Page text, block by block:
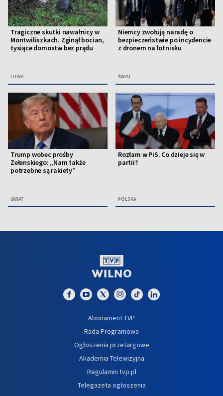
Tragiczne skutki nawałnicy w
Montwiliszkach. Zginął bocian,
tysiące domostw bez prądu
LITWA
Niemcy zwołują naradę o
bezpieczeństwie po incydencie
z dronem na lotnisku
ŚWIAT
Trump wobec prośby
Zełenskiego: „Nam także
potrzebne są rakiety”
ŚWIAT
Rozłam w PiS. Co dzieje się w
partii?
POLSKA
Abonament TVP
Rada Programowa
Ogłoszenia przetargowe
Akademia Telewizyjna
Regulamin tvp.pl
Telegazeta ogłoszenia